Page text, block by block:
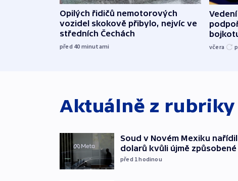
Opilých řidičů nemotorových
vozidel skokově přibylo, nejvíc ve
středních Čechách
před 40 minutami včera
Aktuálně z rubriky
Soud v Novém Mexiku
dolarů kvůli újmě
před 1hodinou